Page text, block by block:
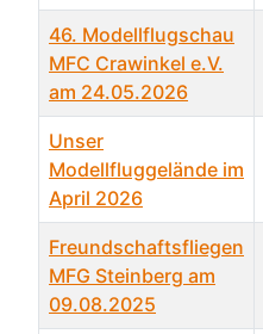
46. Modellflugschau
MFC Crawinkel e.V.
am 24.05.2026
Unser
Modellfluggelände im
April 2026
Freundschaftsfliegen
MFG Steinberg am
09.08.2025